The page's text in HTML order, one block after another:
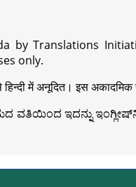
by Translations
only.
हिन्दी में अनूदित। इस
ಇದನ್ನು